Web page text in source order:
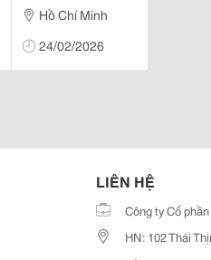
Hồ Chí Minh
24/02/2026
LIÊN HỆ
Công ty Cổ
HN: 102 Thái